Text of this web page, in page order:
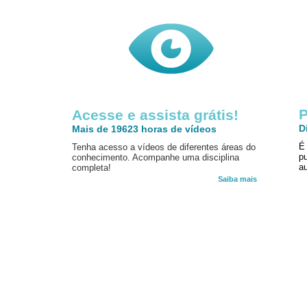
Acesse e assista grátis!
Mais de 19623 horas de vídeos
Tenha acesso a vídeos de diferentes áreas do
conhecimento. Acompanhe uma disciplina
completa!
Saiba mais